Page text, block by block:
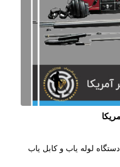
فلزیاب فیشر تی وی دبلیو Fisher TW-6 دستگاه لوله یاب و کابل یاب